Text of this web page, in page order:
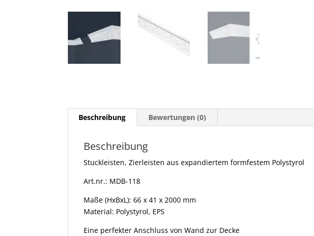
Beschreibung Bewertungen (0)
Beschreibung
Stuckleisten, Zierleisten aus expandiertem formfestem Polystyrol
Art.nr.: MDB-118
Maße (HxBxL): 66 x 41 x 2000 mm
Material: Polystyrol, EPS
Eine perfekter Anschluss von Wand zur Decke